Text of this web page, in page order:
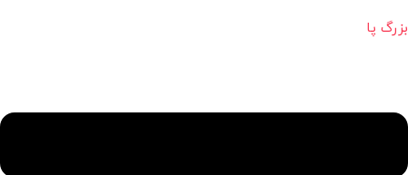
بزرگ پا